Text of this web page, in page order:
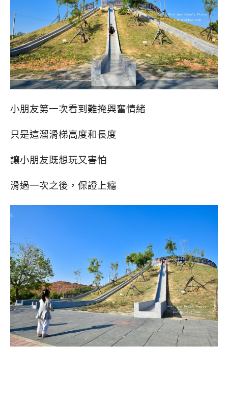
小朋友第一次看到難掩興奮情緒
只是這溜滑梯高度和長度
讓小朋友既想玩又害怕
滑過一次之後，保證上癮